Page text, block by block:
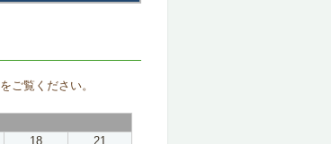
をご覧ください。
18 21